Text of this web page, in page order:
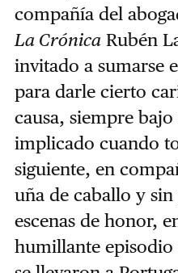
compañía del
La CrónicaRubén
invitado a sumarse
para darle cierto
causa, siempre
implicado cuando
siguiente, en
uña de caballo y
escenas de honor,
humillante